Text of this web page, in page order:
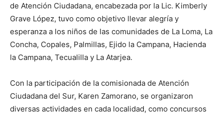
de Atención Ciudadana, encabezada por la Lic. Kimberly
Grave López, tuvo como objetivo llevar alegría y
esperanza a los niños de las comunidades de La Loma, La
Concha, Copales, Palmillas, Ejido la Campana, Hacienda
la Campana, Tecualilla y La Atarjea.
Con la participación de la comisionada de Atención
Ciudadana del Sur, Karen Zamorano, se organizaron
diversas actividades en cada localidad, como concursos